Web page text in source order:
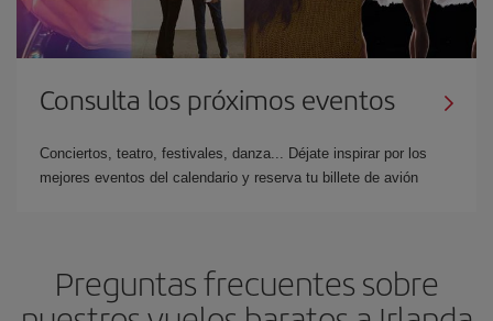
Consulta los próximos eventos
Conciertos, teatro, festivales, danza... Déjate inspirar por los
mejores eventos del calendario y reserva tu billete de avión
Preguntas frecuentes sobre